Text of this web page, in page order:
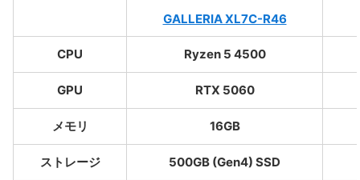
GALLERIA XL7C-R46
CPU Ryzen 5 4500
GPU RTX 5060
メモリ 16GB
ストレージ 500GB (Gen4) SSD